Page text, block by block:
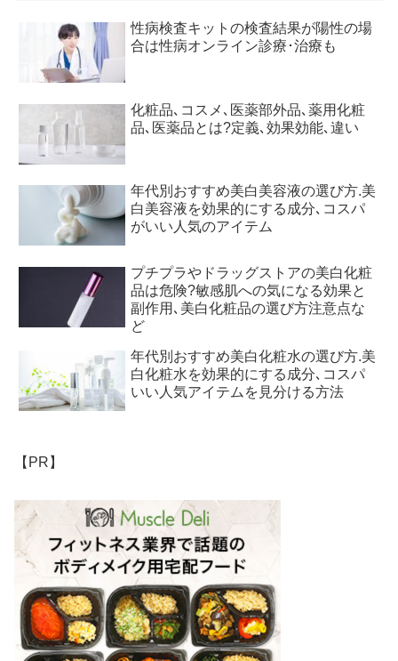
性病検査キットの検査結果が陽性の場
合は性病オンライン診療･治療も
化粧品､コスメ､医薬部外品､薬用化粧
品､医薬品とは?定義､効果効能､違い
年代別おすすめ美白美容液の選び方.美
白美容液を効果的にする成分､コスパ
がいい人気のアイテム
プチプラやドラッグストアの美白化粧
品は危険?敏感肌への気になる効果と
副作用､美白化粧品の選び方注意点な
ど
年代別おすすめ美白化粧水の選び方.美
白化粧水を効果的にする成分､コスパ
いい人気アイテムを見分ける方法
【PR】